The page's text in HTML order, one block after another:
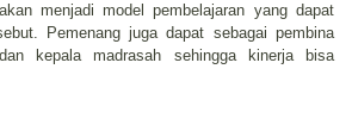
menjadi model pembelajaran yang dapat
Pemenang juga dapat sebagai pembina
kepala madrasah sehingga kinerja bisa